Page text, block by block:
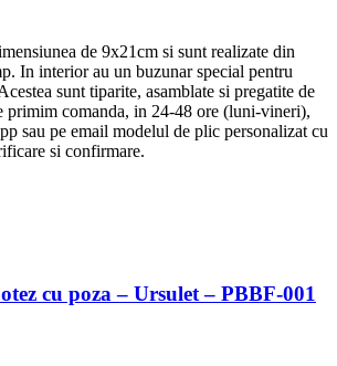
de 9x21cm si sunt realizate din
In interior au un buzunar special pentru
sunt tiparite, asamblate si pregatite de
primim comanda, in 24-48 ore (luni-vineri),
sau pe email modelul de plic personalizat cu
si confirmare.
cu poza – Ursulet – PBBF-001